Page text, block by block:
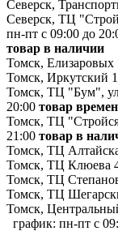
Северск,
Северск, ТЦ
пн-пт с 09:00 до
товар в наличии
Томск, Елизаровых
Томск, Иркутский
Томск, ТЦ "Бум",
20:00 товар
Томск, ТЦ
21:00 товар в
Томск, ТЦ
Томск, ТЦ Клюева
Томск, ТЦ
Томск, ТЦ
Томск,
график: пн-пт с